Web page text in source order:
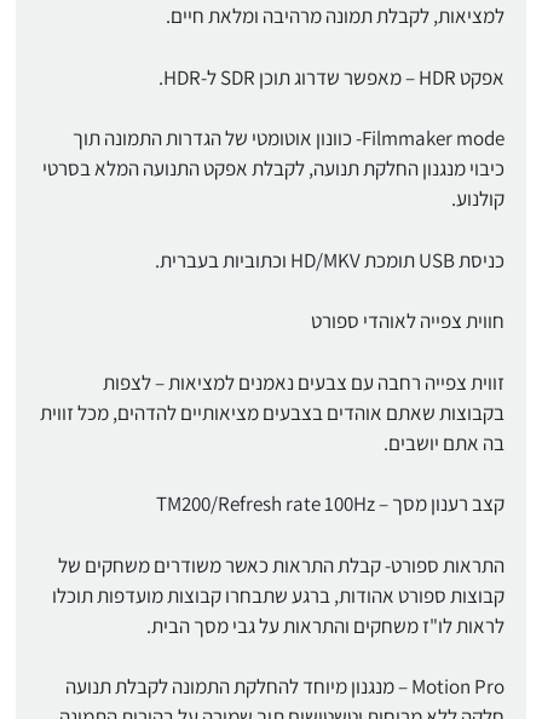
למציאות, לקבלת תמונה מרהיבה ומלאת חיים.
אפקט HDR – מאפשר שדרוג תוכן SDR ל-HDR.
Filmmaker mode- כוונון אוטומטי של הגדרות התמונה תוך
כיבוי מנגנון החלקת תנועה, לקבלת אפקט התנועה המלא בסרטי
קולנוע.
כניסת USB תומכת HD/MKV וכתוביות בעברית.
חווית צפייה לאוהדי ספורט
זווית צפייה רחבה עם צבעים נאמנים למציאות – לצפות
בקבוצות שאתם אוהדים בצבעים מציאותיים להדהים, מכל זווית
בה אתם יושבים.
קצב רענון מסך – TM200/Refresh rate 100Hz
התראות ספורט- קבלת התראות כאשר משודרים משחקים של
קבוצות ספורט אהודות, ברגע שתבחרו קבוצות מועדפות תוכלו
לראות לו"ז משחקים והתראות על גבי מסך הבית.
Motion Pro – מנגנון מיוחד להחלקת התמונה לקבלת תנועה